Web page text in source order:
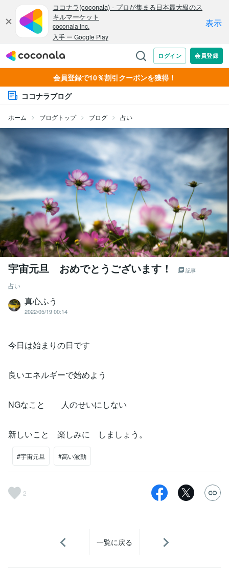
会員登録で10％割引クーポンを獲得！
ココナラブログ
ホーム ブログトップ ブログ 占い
宇宙元旦 おめでとうございます！ 記事
占い
真心ふう
2022/05/19 00:14
今日は始まりの日です
良いエネルギーで始めよう
NGなこと 人のせいにしない
新しいこと 楽しみに しましょう。
#宇宙元旦 #高い波動
2
一覧に戻る